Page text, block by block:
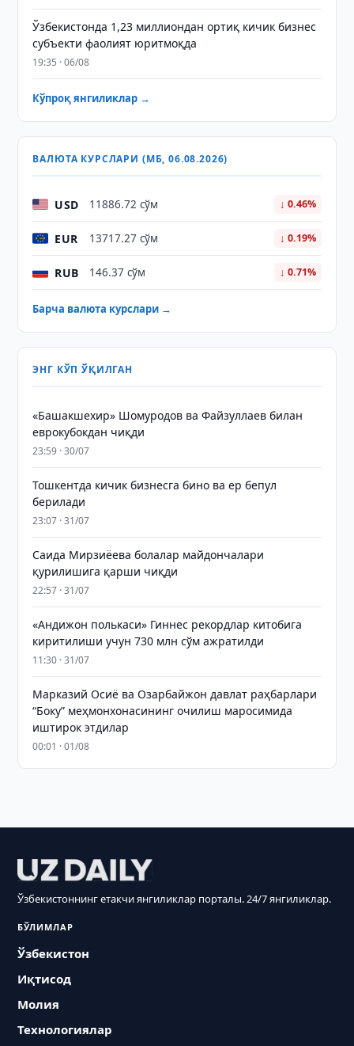
Ўзбекистонда 1,23 миллиондан ортиқ кичик бизнес
субъекти фаолият юритмоқда
19:35 · 06/08
Кўпроқ янгиликлар →
ВАЛЮТА КУРСЛАРИ (МБ, 06.08.2026)
USD 11886.72 сўм ↓ 0.46%
EUR 13717.27 сўм ↓ 0.19%
RUB 146.37 сўм ↓ 0.71%
Барча валюта курслари →
ЭНГ КЎП ЎҚИЛГАН
«Башакшехир» Шомуродов ва Файзуллаев билан
еврокубокдан чиқди
23:59 · 30/07
Тошкентда кичик бизнесга бино ва ер бепул
берилади
23:07 · 31/07
Саида Мирзиёева болалар майдончалари
қурилишига қарши чиқди
22:57 · 31/07
«Андижон полькаси» Гиннес рекордлар китобига
киритилиши учун 730 млн сўм ажратилди
11:30 · 31/07
Марказий Осиё ва Озарбайжон давлат раҳбарлари
“Боку” меҳмонхонасининг очилиш маросимида
иштирок этдилар
00:01 · 01/08
Ўзбекистоннинг етакчи янгиликлар порталы. 24/7 янгиликлар.
БЎЛИМЛАР
Ўзбекистон
Иқтисод
Молия
Технологиялар